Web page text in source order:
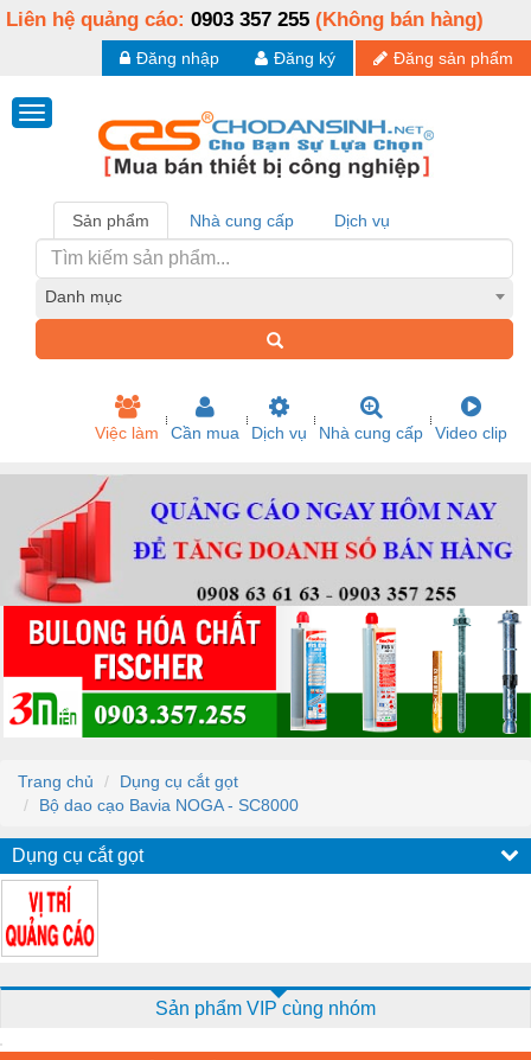
Liên hệ quảng cáo: 0903 357 255 (Không bán hàng)
Đăng sản phẩm
Đăng ký
Đăng nhập
Sản phẩm Nhà cung cấp Dịch vụ
Danh mục
Việc làm Cần mua Dịch vụ Nhà cung cấp Video clip
Trang chủ
Dụng cụ cắt gọt
Bộ dao cạo Bavia NOGA - SC8000
Dụng cụ cắt gọt
Sản phẩm VIP cùng nhóm